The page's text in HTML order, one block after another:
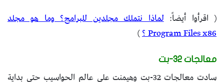
( اقرأوا أيضاً:لماذا نتملك مجلدين للبرامج؟ وما هو مجلد
Program Files x86 ؟ )
معالجات 32-بت
سادت معالجات 32-بت وهيمنت على عالم الحواسيب حتى بداية